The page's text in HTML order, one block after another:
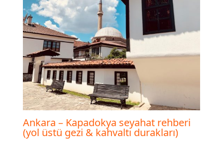
Ankara – Kapadokya seyahat rehberi
(yol üstü gezi & kahvaltı durakları)